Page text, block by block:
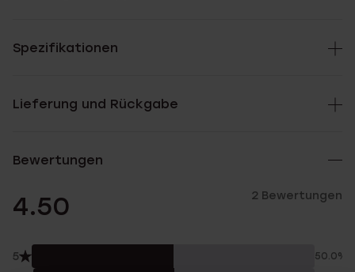
Spezifikationen
Lieferung und Rückgabe
Bewertungen
4.50 2 Bewertungen
5 50.0%